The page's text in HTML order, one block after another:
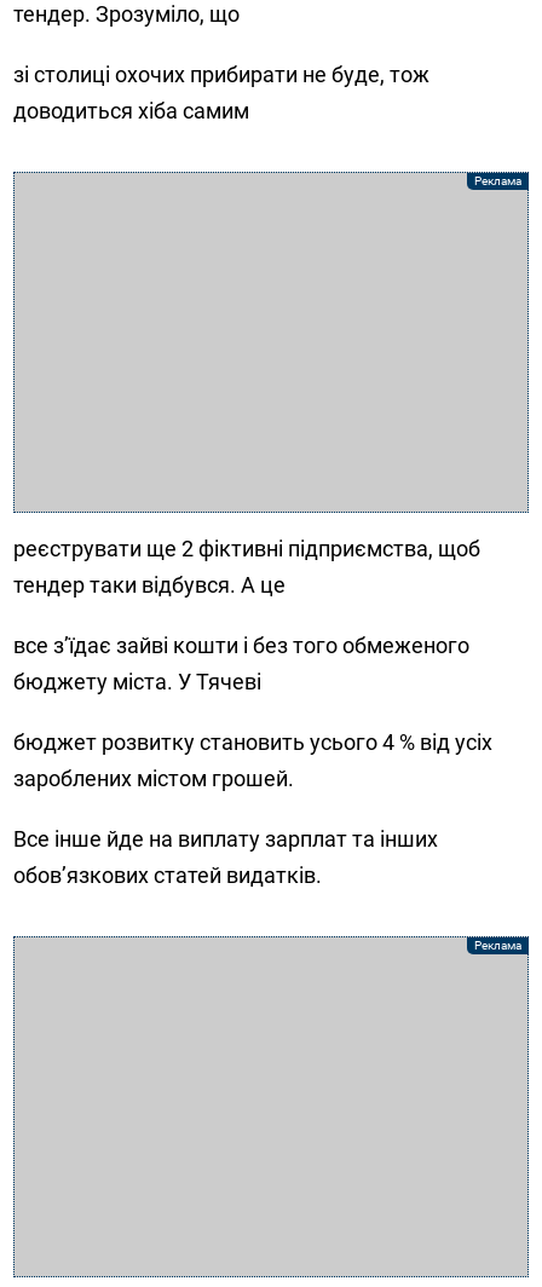
тендер. Зрозуміло, що
зі столиці охочих прибирати не буде, тож
доводиться хіба самим
реєструвати ще 2 фіктивні підприємства, щоб
тендер таки відбувся. А це
все з’їдає зайві кошти і без того обмеженого
бюджету міста. У Тячеві
бюджет розвитку становить усього 4 % від усіх
зароблених містом грошей.
Все інше йде на виплату зарплат та інших
обов’язкових статей видатків.